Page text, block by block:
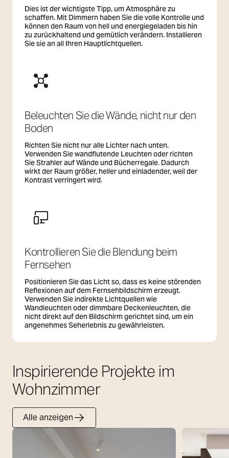
Dies ist der wichtigste Tipp, um Atmosphäre zu
schaffen. Mit Dimmern haben Sie die volle Kontrolle und
können den Raum von hell und energiegeladen bis hin
zu zurückhaltend und gemütlich verändern. Installieren
Sie sie an all Ihren Hauptlichtquellen.
Beleuchten Sie die Wände, nicht nur den
Boden
Richten Sie nicht nur alle Lichter nach unten.
Verwenden Sie wandflutende Leuchten oder richten
Sie Strahler auf Wände und Bücherregale. Dadurch
wirkt der Raum größer, heller und einladender, weil der
Kontrast verringert wird.
Kontrollieren Sie die Blendung beim
Fernsehen
Positionieren Sie das Licht so, dass es keine störenden
Reflexionen auf dem Fernsehbildschirm erzeugt.
Verwenden Sie indirekte Lichtquellen wie
Wandleuchten oder dimmbare Deckenleuchten, die
nicht direkt auf den Bildschirm gerichtet sind, um ein
angenehmes Seherlebnis zu gewährleisten.
Inspirierende Projekte im
Wohnzimmer
Alle anzeigen